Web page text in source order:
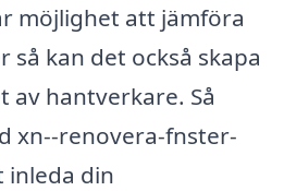
möjlighet att jämföra
så kan det också skapa
av hantverkare. Så
xn--renovera-fnster-
inleda din